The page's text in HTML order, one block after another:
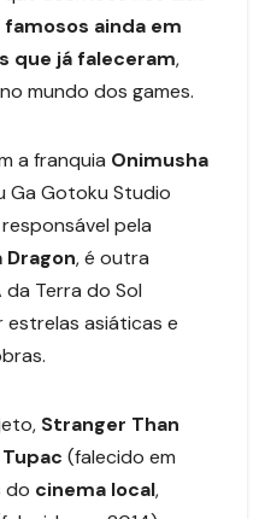
ainda em
que já faleceram,
mundo dos games.
a franquia Onimusha
Ga Gotoku Studio
responsável pela
Dragon, é outra
Terra do Sol
estrelas asiáticas e
Stranger Than
(falecido em
do cinema local,